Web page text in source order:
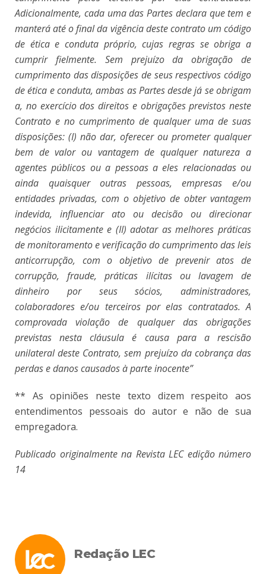
Adicionalmente, cada uma das Partes declara que tem e
manterá até o final da vigência deste contrato um código
de ética e conduta próprio, cujas regras se obriga a
cumprir fielmente. Sem prejuízo da obrigação de
cumprimento das disposições de seus respectivos código
de ética e conduta, ambas as Partes desde já se obrigam
a, no exercício dos direitos e obrigações previstos neste
Contrato e no cumprimento de qualquer uma de suas
disposições: (I) não dar, oferecer ou prometer qualquer
bem de valor ou vantagem de qualquer natureza a
agentes públicos ou a pessoas a eles relacionadas ou
ainda quaisquer outras pessoas, empresas e/ou
entidades privadas, com o objetivo de obter vantagem
indevida, influenciar ato ou decisão ou direcionar
negócios ilicitamente e (II) adotar as melhores práticas
de monitoramento e verificação do cumprimento das leis
anticorrupção, com o objetivo de prevenir atos de
corrupção, fraude, práticas ilícitas ou lavagem de
dinheiro por seus sócios, administradores,
colaboradores e/ou terceiros por elas contratados. A
comprovada violação de qualquer das obrigações
previstas nesta cláusula é causa para a rescisão
unilateral deste Contrato, sem prejuízo da cobrança das
perdas e danos causados à parte inocente”
** As opiniões neste texto dizem respeito aos
entendimentos pessoais do autor e não de sua
empregadora.
Publicado originalmente na Revista LEC edição número
14
Redação LEC